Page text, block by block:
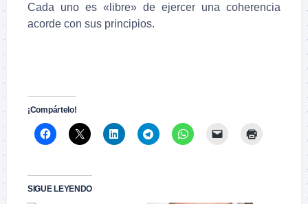
Cada uno es «libre» de ejercer una coherencia
acorde con sus principios.
¡Compártelo!
SIGUE LEYENDO